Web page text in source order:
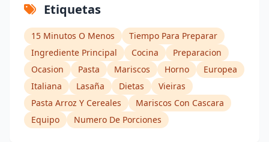
Etiquetas
15 Minutos O Menos
Tiempo Para Preparar
Ingrediente Principal
Cocina
Preparacion
Ocasion
Pasta Mariscos Horno
Europea
Italiana
Lasaña Dietas
Vieiras
Pasta Arroz Y Cereales
Mariscos Con Cascara
Equipo
Numero De Porciones